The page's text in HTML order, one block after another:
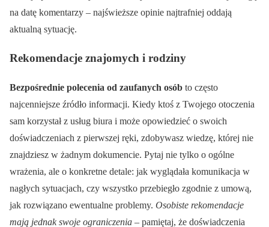
na datę komentarzy – najświeższe opinie najtrafniej oddają
aktualną sytuację.
Rekomendacje znajomych i rodziny
Bezpośrednie polecenia od zaufanych osób to często
najcenniejsze źródło informacji. Kiedy ktoś z Twojego otoczenia
sam korzystał z usług biura i może opowiedzieć o swoich
doświadczeniach z pierwszej ręki, zdobywasz wiedzę, której nie
znajdziesz w żadnym dokumencie. Pytaj nie tylko o ogólne
wrażenia, ale o konkretne detale: jak wyglądała komunikacja w
nagłych sytuacjach, czy wszystko przebiegło zgodnie z umową,
jak rozwiązano ewentualne problemy. Osobiste rekomendacje
mają jednak swoje ograniczenia – pamiętaj, że doświadczenia